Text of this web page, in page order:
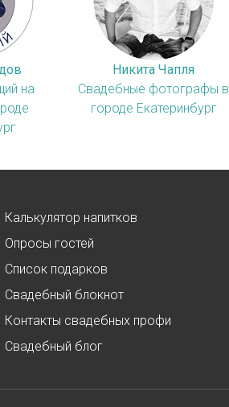
на
Никита Чапля
Свадебные фотографы в
городе Екатеринбург
Калькулятор напитков
Опросы гостей
Список подарков
Свадебный блокнот
Контакты свадебных профи
Свадебный блог